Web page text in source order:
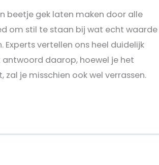
beetje gek laten maken door alle
om stil te staan bij wat echt waarde
Experts vertellen ons heel duidelijk
antwoord daarop, hoewel je het
zal je misschien ook wel verrassen.